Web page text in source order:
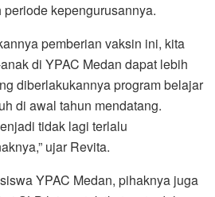
kepengurusannya.
pemberian vaksin ini, kita
di YPAC Medan dapat lebih
diberlakukannya program belajar
di awal tahun mendatang.
tidak lagi terlalu
ujar Revita.
YPAC Medan, pihaknya juga